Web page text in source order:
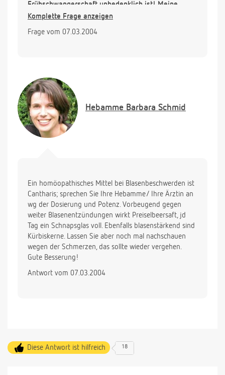
Frühschwangerschaft unbedenklich ist! Meine
Nierenschmerzen haben sind auch weg ! Aber ich
Tee`s immer moch starke Schmerzen beim
mein 4. Kind und ich bin eine erfahrende
Schwangere aber jetzt bin auch ich mit meinem
Latein am Ende!! Vielen Lieben Dank im voraus!
Liebe Grüße Britta Landmesser
Komplette Frage anzeigen
Frage vom 07.03.2004
Hebamme Barbara Schmid
Ein homöopathisches Mittel bei Blasenbeschwerden ist
Cantharis; sprechen Sie Ihre Hebamme/ Ihre Ärztin an
wg der Dosierung und Potenz. Vorbeugend gegen
weiter Blasenentzündungen wirkt Preiselbeersaft, jd
Tag ein Schnapsglas voll. Ebenfalls blasenstärkend sind
Kürbiskerne. Lassen Sie aber noch mal nachschauen
wegen der Schmerzen, das sollte wieder vergehen.
Gute Besserung!
Antwort vom 07.03.2004
Diese Antwort ist hilfreich 18